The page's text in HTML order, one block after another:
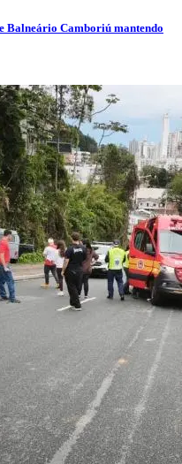
Balneário Camboriú mantendo